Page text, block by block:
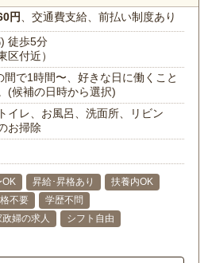
円 、交通費支給、前払い制度あり
徒歩5分
区付近）
間で1時間〜、好きな日に働くこと
(候補の日時から選択)
イレ、お風呂、洗面所、リビン
お掃除
OK 昇給･昇格あり
扶養内OK
不要
学歴不問
政婦の求人
シフト自由